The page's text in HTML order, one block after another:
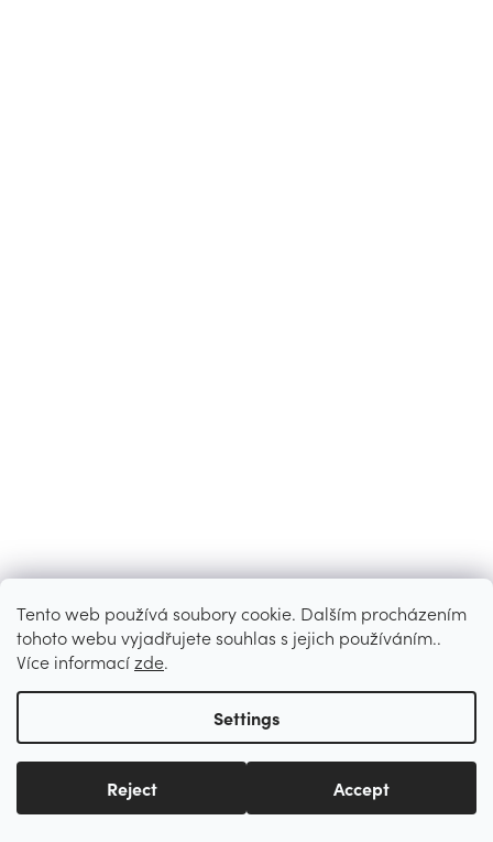
Tento web používá soubory cookie. Dalším procházením
tohoto webu vyjadřujete souhlas s jejich používáním..
Více informacízde.
Settings
Reject Accept